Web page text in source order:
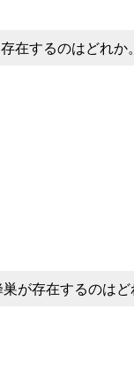
在するのはどれか。
が存在するのはど